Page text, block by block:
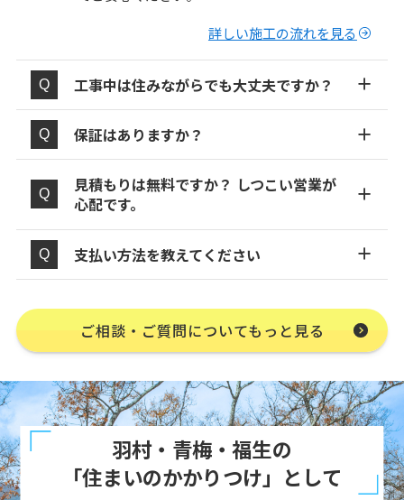
詳しい施工の流れを見る
工事中は住みながらでも大丈夫ですか？
保証はありますか？
見積もりは無料ですか？ しつこい営業が
心配です。
支払い方法を教えてください
ご相談・ご質問についてもっと見る
羽村・青梅・福生の
「住まいのかかりつけ」として